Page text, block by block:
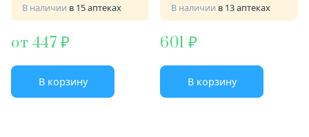
В наличии в 15 аптеках
от 447
В корзину
В наличии в 13 аптеках
601
В корзину